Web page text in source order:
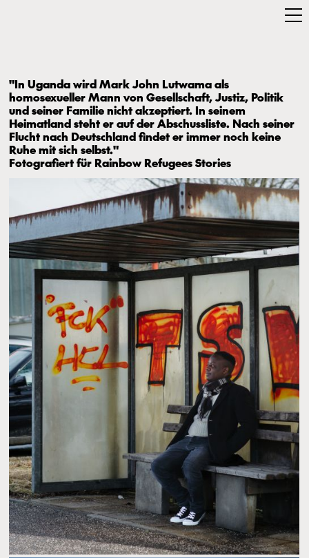
"In Uganda wird Mark John Lutwama als
homosexueller Mann von Gesellschaft, Justiz, Politik
und seiner Familie nicht akzeptiert. In seinem
Heimatland steht er auf der Abschussliste. Nach seiner
Flucht nach Deutschland findet er immer noch keine
Ruhe mit sich selbst."
Fotografiert für Rainbow Refugees Stories